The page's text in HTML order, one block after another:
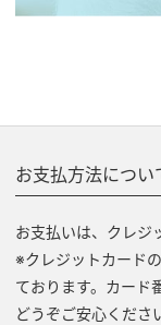
お支払方法につい
お支払いは、クレジ
※クレジットカード
ております。カード
どうぞご安心くださ